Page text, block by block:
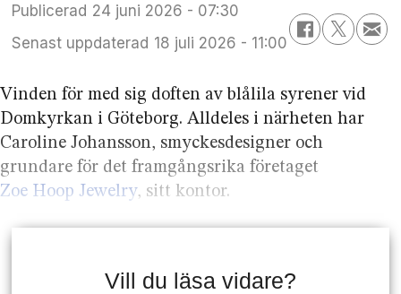
Publicerad
24 juni 2026 - 07:30
Senast uppdaterad
18 juli 2026 - 11:00
Vinden för med sig doften av blålila syrener vid
Domkyrkan i Göteborg. Alldeles i närheten har
Caroline Johansson, smyckes­designer och
grundare för det framgångs­rika företaget
Zoe Hoop Jewelry, sitt kontor.
Vill du läsa vidare?